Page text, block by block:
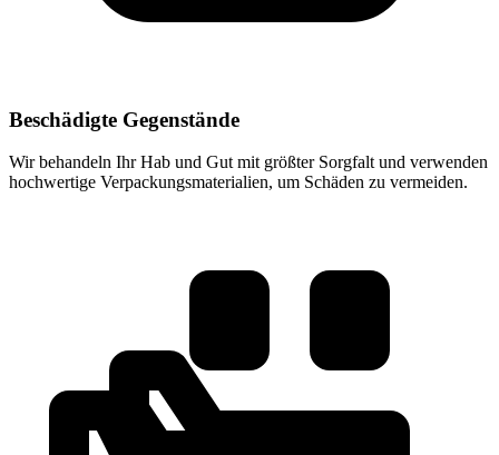
Beschädigte Gegenstände
Wir behandeln Ihr Hab und Gut mit größter Sorgfalt und verwenden
hochwertige Verpackungsmaterialien, um Schäden zu vermeiden.